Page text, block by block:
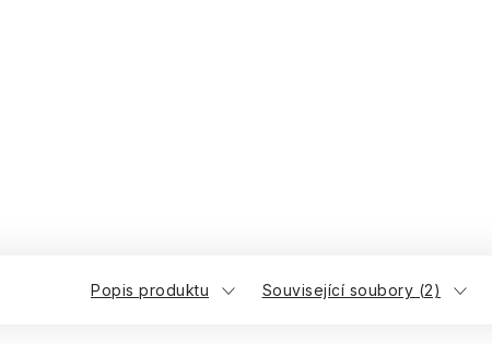
Popis produktu Související soubory (2)